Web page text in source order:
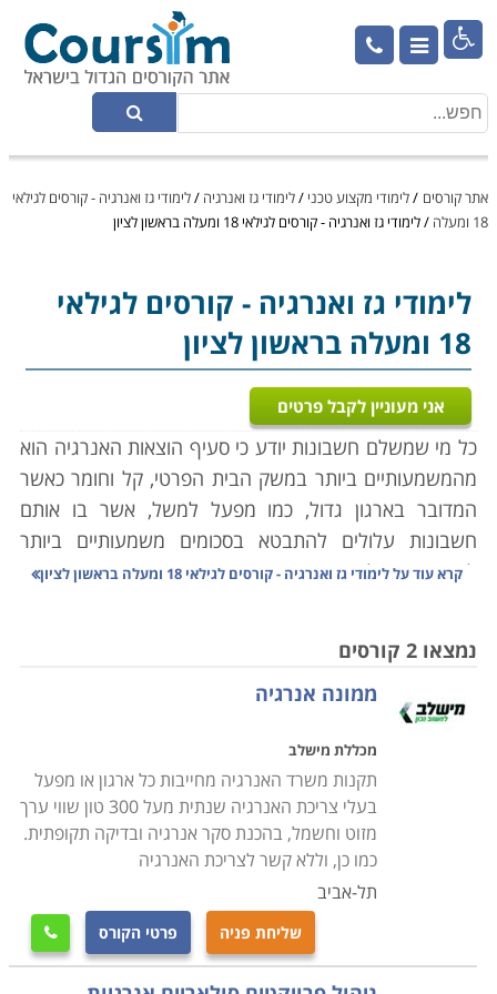

אתר קורסים /לימודי מקצוע טכני /לימודי גז ואנרגיה /לימודי גז ואנרגיה - קורסים לגילאי
18 ומעלה
/לימודי גז ואנרגיה - קורסים לגילאי 18 ומעלה בראשון לציון
לימודי גז ואנרגיה - קורסים לגילאי
18 ומעלה בראשון לציון
אני מעוניין לקבל פרטים
כל מי שמשלם חשבונות יודע כי סעיף הוצאות האנרגיה הוא
מהמשמעותיים ביותר במשק הבית הפרטי, קל וחומר כאשר
המדובר בארגון גדול, כמו מפעל למשל, אשר בו אותם
חשבונות עלולים להתבטא בסכומים משמעותיים ביותר
לאורך זמן. לימודי גז ואנרגיה אינם חיוניים כאשר אנו
ההבדלים במחירים בין המקורות האנרגטיים השונים גם הם
אינם דרמטיים, והפתרונות הלוגיסטיים אינם מורכבים
במיוחד. במקרה המסובך יתבטא הדבר למשל בהתקנת
ארובה עם המעבר מחימום בתנור חשמלי להסקה בעץ.
אלא שכאמור, כאשר מדובר בארגון גדול, הצורך כמויות רבות
של אנרגיה, כל אחוז בתמחיר יתבטא בכסף רב, וכל שינוי
במקור האנרגטי מחייב תשתית אחרת, הערכות מורכבת,
וצורך בהתאמה של הבקרה העתידית על אותה תשתית,
שנועדה לשמש לאורך שנים. אי לכך, התשתית האנרגטית
ברמה המוסדית דורשת ידע ושיקול דעת מורכב בהרבה
מאשר זה אותו אנו מפעילים כשאנו עומדים מבולבלים
קרא עוד עללימודי גז ואנרגיה - קורסים לגילאי 18 ומעלה בראשון לציון
נמצאו 2 קורסים
ממונה אנרגיה
מכללת מישלב
תקנות משרד האנרגיה מחייבות כל ארגון או מפעל
בעלי צריכת האנרגיה שנתית מעל 300 טון שווי ערך
מזוט וחשמל, בהכנת סקר אנרגיה ובדיקה תקופתית.
כמו כן, וללא קשר לצריכת האנרגיה
תל-אביב
שליחת פניה פרטי הקורס 